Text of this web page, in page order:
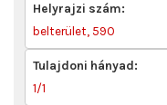
Helyrajzi szám:
belterület, 590
Tulajdoni hányad:
1/1